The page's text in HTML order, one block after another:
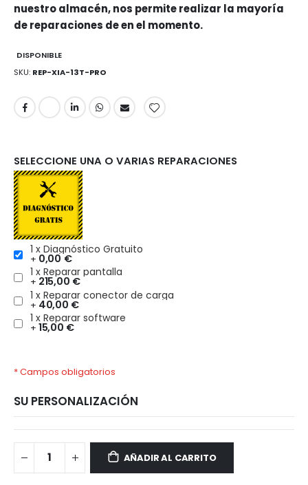
nuestro almacén, nos permite realizar la mayoría
de reparaciones de en el momento.
DISPONIBLE
SKU REP-XIA-13T-PRO
SELECCIONE UNA O VARIAS REPARACIONES
1 x Diagnóstico Gratuito
+ 0,00 €
1 x Reparar pantalla
+ 215,00 €
1 x Reparar conector de carga
+ 40,00 €
1 x Reparar software
+ 15,00 €
* Campos obligatorios
SU PERSONALIZACIÓN
AÑADIR AL CARRITO